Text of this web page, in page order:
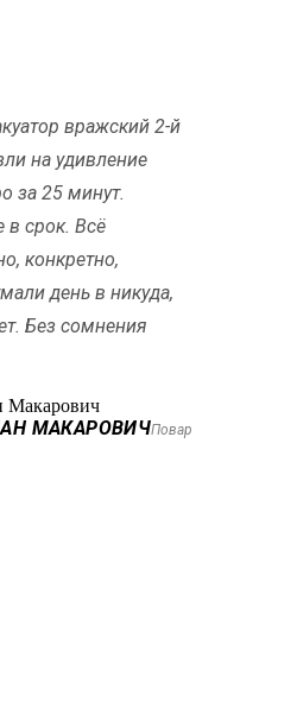
вражский 2-й
на удивление
за 25 минут.
в срок. Всё
конкретно,
день в никуда,
Без сомнения
МАКАРОВИЧПовар